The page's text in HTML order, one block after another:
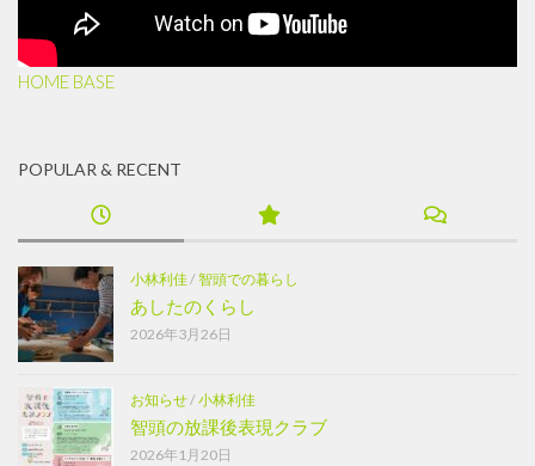
HOME BASE
POPULAR & RECENT
小林利佳/智頭での暮らし
あしたのくらし
2026年3月26日
お知らせ/小林利佳
智頭の放課後表現クラブ
2026年1月20日